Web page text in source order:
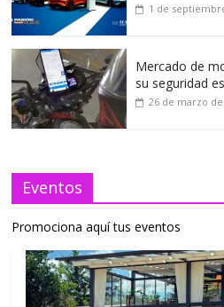
1 de
Mercado de
su seguridad
26 de marzo de
Eventos
Promociona aquí tus eventos